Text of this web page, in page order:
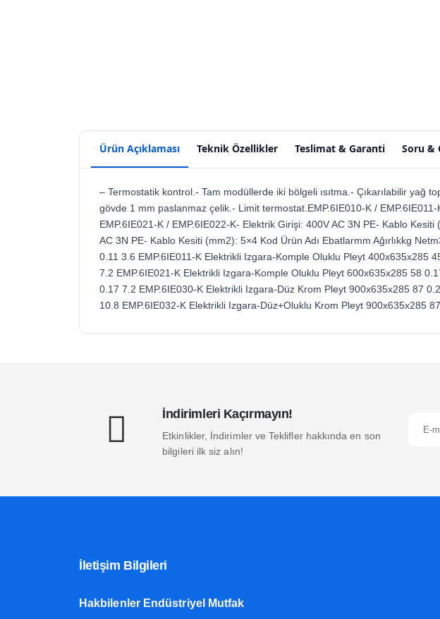
Ürün Açıklaması Teknik Özellikler Teslimat & Garanti Soru &
– Termostatik kontrol.- Tam modüllerde iki bölgeli ısıtma.- Çıkarılabilir yağ
gövde 1 mm paslanmaz çelik.- Limit termostat.EMP.6IE010-K /
EMP.6IE021-K / EMP.6IE022-K- Elektrik Girişi: 400V AC 3N PE- Kablo
AC 3N PE- Kablo Kesiti (mm2): 5×4 Kod Ürün Adı Ebatlarmm Ağırlıkkg
0.11 3.6 EMP.6IE011-K Elektrikli Izgara-Komple Oluklu Pleyt 400x635x285
7.2 EMP.6IE021-K Elektrikli Izgara-Komple Oluklu Pleyt 600x635x285 58
0.17 7.2 EMP.6IE030-K Elektrikli Izgara-Düz Krom Pleyt 900x635x285 87
10.8 EMP.6IE032-K Elektrikli Izgara-Düz+Oluklu Krom Pleyt 900x635x285
İndirimleri Kaçırmayın!
Etkinlikler, İndirimler ve Teklifler hakkında en son
bilgileri ilk siz alın!
İletişim Bilgileri
Hakbilenler Endüstriyel Mutfak